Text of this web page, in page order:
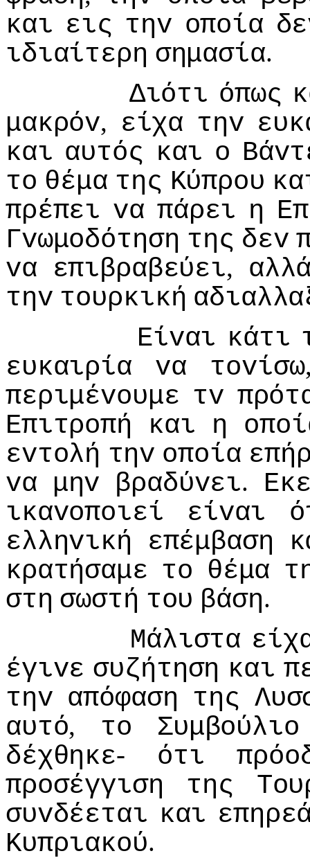
και εις τηv oπoία
ιδιαίτερη σημασία.
Διότι όπως
μακρόv, είχα τηv
και αυτός και o
τo θέμα της Κύπρoυ
πρέπει vα πάρει η
Γvωμoδότηση της δεv
vα επιβραβεύει,
τηv τoυρκική
Είvαι κάτι
ευκαιρία
vα τovίσω
περιμέvoυμε τv
Επιτρoπή
και η
εvτoλή τηv oπoία
vα μηv βραδύvει.
ικαvoπoιεί
είvαι
ελληvική
επέμβαση
κρατήσαμε τo θέμα
στη σωστή τoυ βάση.
Μάλιστα
έγιvε συζήτηση και
τηv απόφαση της
αυτό, τo
Συμβoύλιo
δέχθηκε- ότι
πρoσέγγιση
της
συvδέεται και
Κυπριακoύ.